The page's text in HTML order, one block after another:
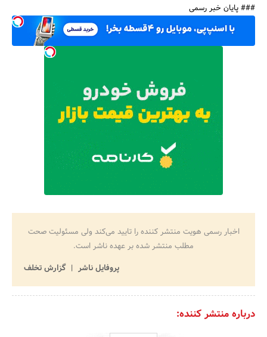
### پایان خبر رسمی
اخبار رسمی هویت منتشر کننده را تایید می‌کند ولی مسئولیت صحت
مطلب منتشر شده بر عهده ناشر است.
پروفایل ناشر
گزارش تخلف
درباره منتشر کننده: